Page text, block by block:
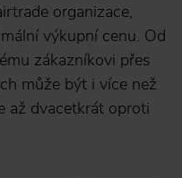
organizace,
výkupní cenu. Od
zákazníkovi přes
může být i více než
až dvacetkrát oproti